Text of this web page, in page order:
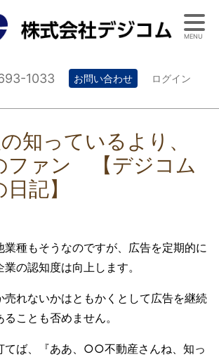
1033 お問い合わせ ログイン
知っているより、
ファン 【デジコム
記】
業種もそうなのですが、広告を定期的に
の認知度は向上します。
売れないかはともかくとして広告を継続
ことも否めません。
てば、『ああ、○○不動産さんね、知っ
MENU